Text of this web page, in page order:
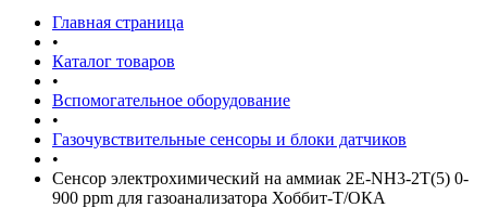
Главная страница
•
Каталог товаров
•
Вспомогательное оборудование
•
Газочувствительные сенсоры и блоки датчиков
•
Сенсор электрохимический на аммиак 2Е-NH3-2T(5) 0-
900 ppm для газоанализатора Хоббит-Т/ОКА